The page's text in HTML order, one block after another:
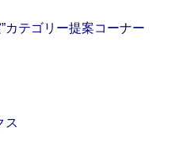
カテゴリー提案コーナー
ス